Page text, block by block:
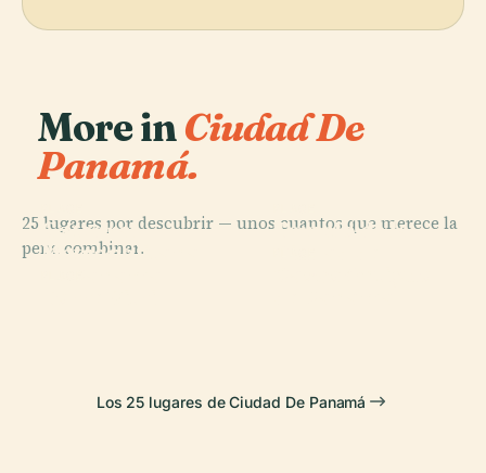
More inCiudad De
Panamá.
25 lugares por descubrir — unos cuantos que merece la
pena combinar.
Catedral
Metropolitana
Templo de la
Los 25 lugares de Ciudad De Panamá